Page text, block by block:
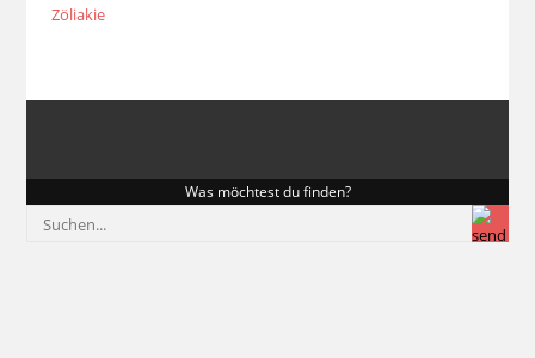
Zöliakie
Was möchtest du finden?